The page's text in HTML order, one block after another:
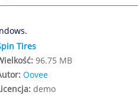
Tires
96.75 MB
Oovee
demo